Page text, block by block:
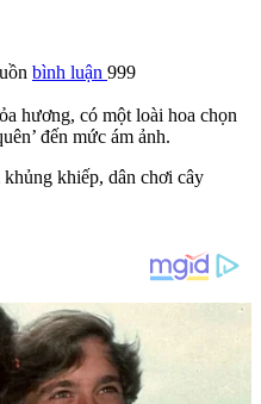
bình luận 999
hương, có một loài hoa chọn
đến mức ám ảnh.